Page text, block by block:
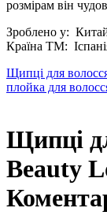
розмірам він
Зроблено у:
Країна ТМ:
Щипці для
плойка для
Щипці
Beauty